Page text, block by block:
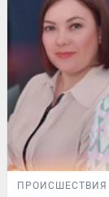
ПРОИСШЕСТВИЯ